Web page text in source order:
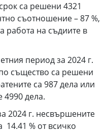
са решени 4321
съотношение – 87 %,
работа на съдиите в
период за 2024 г.
същество са решени
са 987 дела или
4990 дела.
2024 г. несвършените
14.41 % от всичко